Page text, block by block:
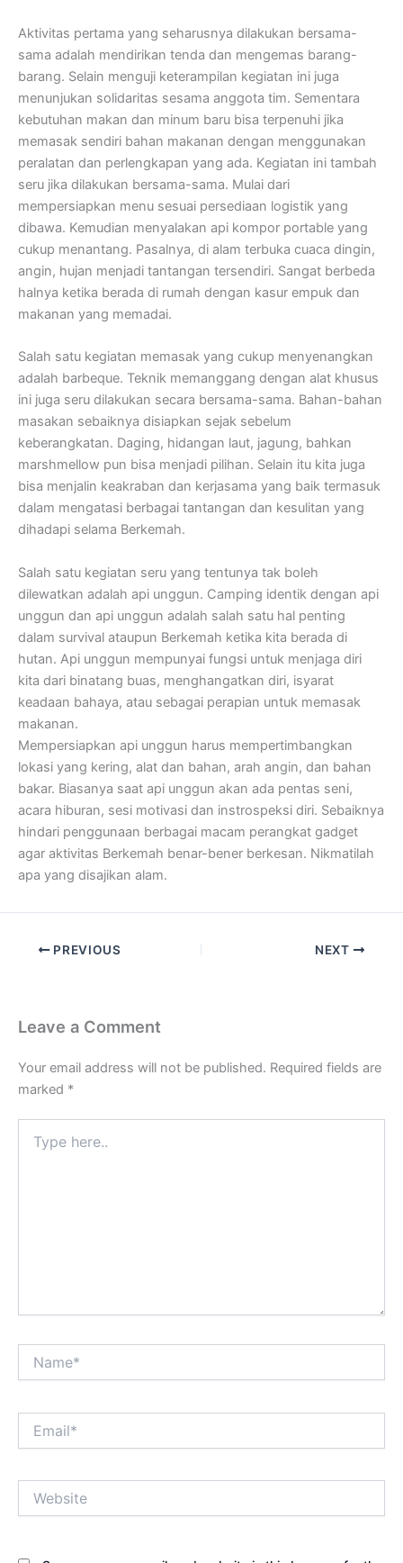
Aktivitas pertama yang seharusnya dilakukan bersama-
sama adalah mendirikan tenda dan mengemas barang-
barang. Selain menguji keterampilan kegiatan ini juga
menunjukan solidaritas sesama anggota tim. Sementara
kebutuhan makan dan minum baru bisa terpenuhi jika
memasak sendiri bahan makanan dengan menggunakan
peralatan dan perlengkapan yang ada. Kegiatan ini tambah
seru jika dilakukan bersama-sama. Mulai dari
mempersiapkan menu sesuai persediaan logistik yang
dibawa. Kemudian menyalakan api kompor portable yang
cukup menantang. Pasalnya, di alam terbuka cuaca dingin,
angin, hujan menjadi tantangan tersendiri. Sangat berbeda
halnya ketika berada di rumah dengan kasur empuk dan
makanan yang memadai.
Salah satu kegiatan memasak yang cukup menyenangkan
adalah barbeque. Teknik memanggang dengan alat khusus
ini juga seru dilakukan secara bersama-sama. Bahan-bahan
masakan sebaiknya disiapkan sejak sebelum
keberangkatan. Daging, hidangan laut, jagung, bahkan
marshmellow pun bisa menjadi pilihan. Selain itu kita juga
bisa menjalin keakraban dan kerjasama yang baik termasuk
dalam mengatasi berbagai tantangan dan kesulitan yang
dihadapi selama Berkemah.
Salah satu kegiatan seru yang tentunya tak boleh
dilewatkan adalah api unggun. Camping identik dengan api
unggun dan api unggun adalah salah satu hal penting
dalam survival ataupun Berkemah ketika kita berada di
hutan. Api unggun mempunyai fungsi untuk menjaga diri
kita dari binatang buas, menghangatkan diri, isyarat
keadaan bahaya, atau sebagai perapian untuk memasak
makanan.
Mempersiapkan api unggun harus mempertimbangkan
lokasi yang kering, alat dan bahan, arah angin, dan bahan
bakar. Biasanya saat api unggun akan ada pentas seni,
acara hiburan, sesi motivasi dan instrospeksi diri. Sebaiknya
hindari penggunaan berbagai macam perangkat gadget
agar aktivitas Berkemah benar-bener berkesan. Nikmatilah
apa yang disajikan alam.
PREVIOUS NEXT
Leave a Comment
Your email address will not be published. Required fields are
marked *
here..